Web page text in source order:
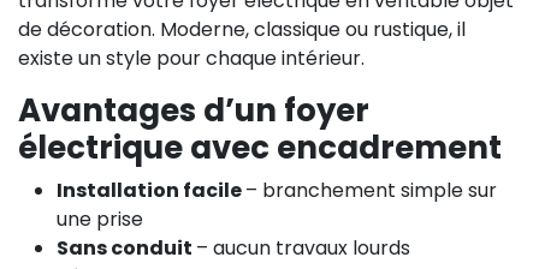
de décoration. Moderne, classique ou rustique, il
existe un style pour chaque intérieur.
Avantages d’un foyer
électrique avec encadrement
Installation facile– branchement simple sur
une prise
Sans conduit – aucun travaux lourds